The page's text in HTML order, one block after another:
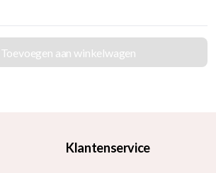
Toevoegen aan winkelwagen
Klantenservice